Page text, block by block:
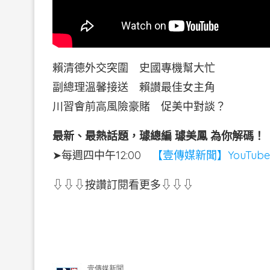
賴清德外交突圍 史國專機幫大忙
副總理溫馨接送 賴讃最佳女主角
川習會前高風險豪賭 促美中對談？
最新、最熱話題，璩總編 璩美鳳 為你解碼！
➤每週四中午12:00
【壹傳媒新聞】
⇩⇩⇩按讚訂閱看更多⇩⇩⇩